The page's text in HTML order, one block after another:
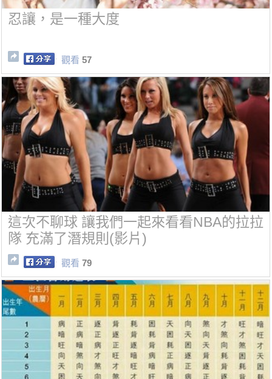
忍讓，是一種大度
觀看 57
這次不聊球 讓我們一起來看看NBA的拉拉
隊 充滿了潛規則(影片)
觀看 79